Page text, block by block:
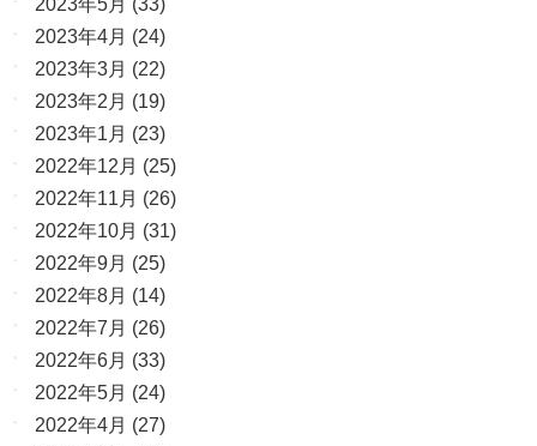
2023年5月 (33)
2023年4月 (24)
2023年3月 (22)
2023年2月 (19)
2023年1月 (23)
2022年12月 (25)
2022年11月 (26)
2022年10月 (31)
2022年9月 (25)
2022年8月 (14)
2022年7月 (26)
2022年6月 (33)
2022年5月 (24)
2022年4月 (27)